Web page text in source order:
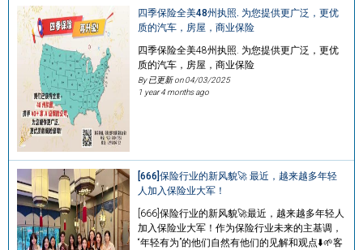
四季保险全美48州执照. 为您提供更广泛，更优
质的​汽车，房屋，商业保险
四季保险全美48州执照. 为您提供更广泛，更优
质的​汽车，房屋，商业保险
By 已更新 on04/03/2025
1 year 4 months ago
[666]保险行业的新风貌🚀 最近，越来越多年轻
人加入保险业大军！
[666]保险行业的新风貌🚀最近，越来越多年轻人
加入保险业大军！作为保险行业未来的主基调，
“年轻有为”的他们自然有他们的见解和观点⬇️🌱客